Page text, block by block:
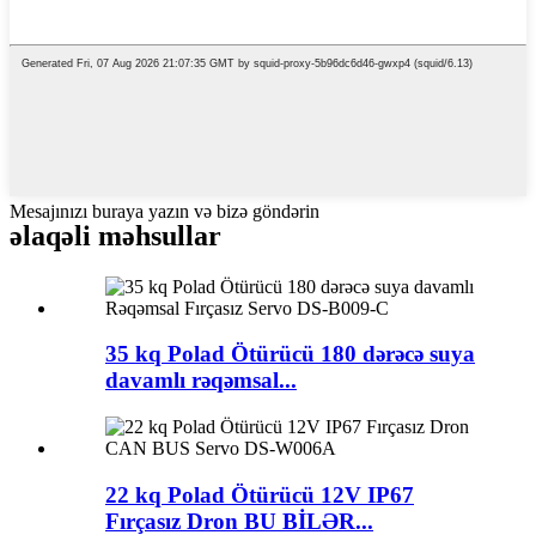
Mesajınızı buraya yazın və bizə göndərin
əlaqəli məhsullar
35 kq Polad Ötürücü 180 dərəcə suya
davamlı rəqəmsal...
22 kq Polad Ötürücü 12V IP67
Fırçasız Dron BU BİLƏR...